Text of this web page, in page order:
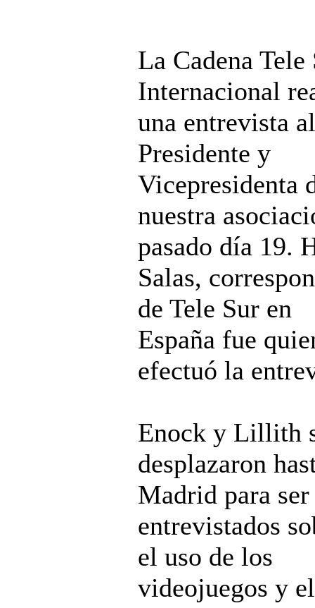
La Cadena Tele
Internacional
una entrevista al
Presidente y
Vicepresidenta
nuestra
pasado día 19.
Salas,
de Tele Sur en
España fue
efectuó la
Enock y Lillith
desplazaron
Madrid para ser
entrevistados
el uso de los
videojuegos y el